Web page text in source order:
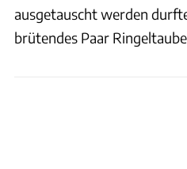
ausgetauscht werden
brütendes Paar